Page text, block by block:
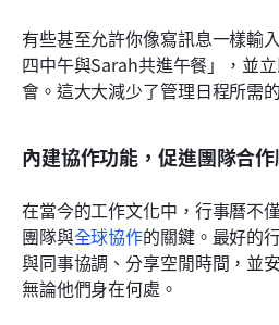
有些甚至允許你像寫訊息一樣輸
四中午與Sarah共進午餐」，並
會。這大大減少了管理日程所需
內建協作功能，促進團隊合
在當今的工作文化中，行事曆不
團隊與全球協作的關鍵。最好的
與同事協調、分享空閒時間，並
無論他們身在何處。